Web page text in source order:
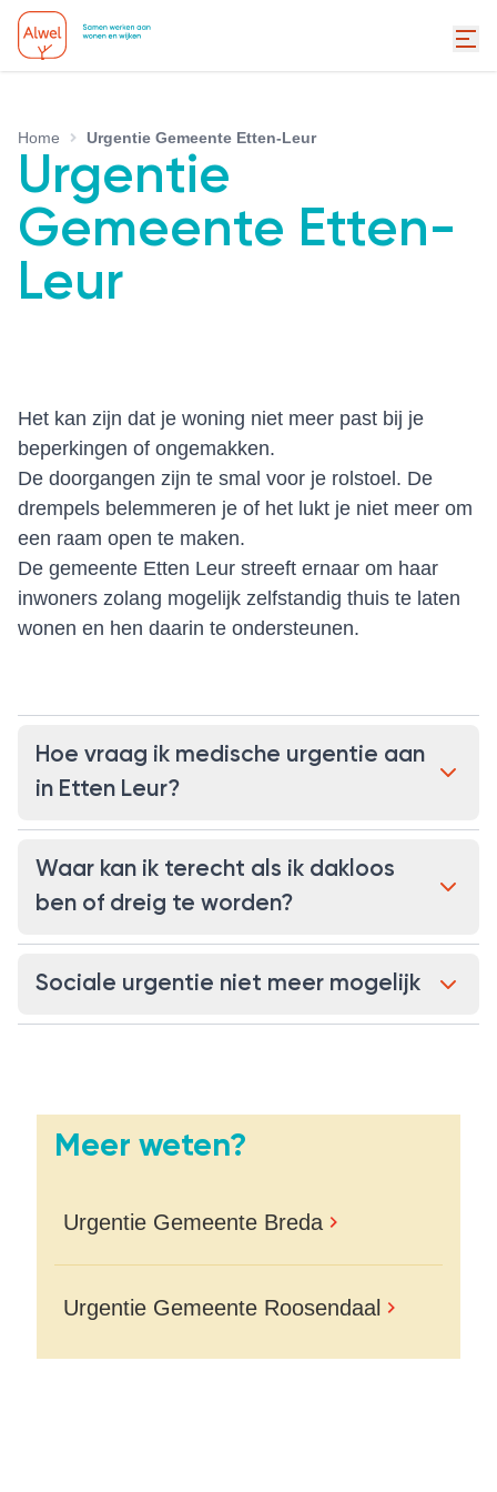
Home Urgentie Gemeente Etten-Leur
Urgentie
Gemeente Etten-
Leur
Het kan zijn dat je woning niet meer past bij je
beperkingen of ongemakken.
De doorgangen zijn te smal voor je rolstoel. De
drempels belemmeren je of het lukt je niet meer om
een raam open te maken.
De gemeente Etten Leur streeft ernaar om haar
inwoners zolang mogelijk zelfstandig thuis te laten
wonen en hen daarin te ondersteunen.
Hoe vraag ik medische urgentie aan
in Etten Leur?
Waar kan ik terecht als ik dakloos
ben of dreig te worden?
Sociale urgentie niet meer mogelijk
Meer weten?
Urgentie Gemeente Breda
Urgentie Gemeente Roosendaal